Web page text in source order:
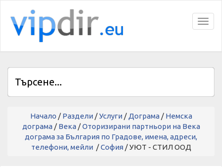
Начало / Раздели/Услуги/ Дограма/ Немска
дограма/ Века/Оторизирани партньори на Века
дограма за България по Градове, имена, адреси,
телефони, мейли /София/ УЮТ - СТИЛ ООД